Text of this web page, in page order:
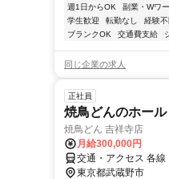
週1日からOK 副業・Wワ
学生歓迎
転勤なし 経験不
ブランクOK
交通費支給
同じ企業の求人
正社員
焼鳥どんのホー
焼鳥どん 吉祥寺店
月給300,000円
交通・アクセス 各
東京都武蔵野市